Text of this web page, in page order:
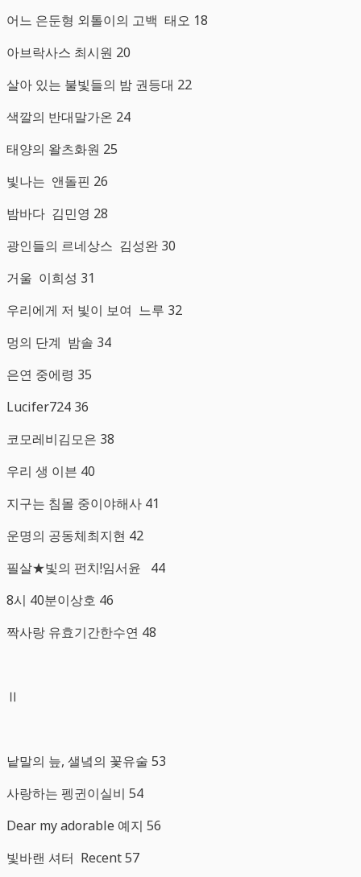
어느 은둔형 외톨이의 고백 태오 18
아브락사스 최시원 20
살아 있는 불빛들의 밤 권등대 22
색깔의 반대말가온 24
태양의 왈츠화원 25
빛나는 앤돌핀 26
밤바다 김민영 28
광인들의 르네상스 김성완 30
거울 이희성 31
우리에게 저 빛이 보여 느루 32
멍의 단계 밤솔 34
은연 중에령 35
Lucifer724 36
코모레비김모은 38
우리 생 이븐 40
지구는 침몰 중이야해사 41
운명의 공동체최지현 42
필살★빛의 펀치!임서윤 44
8시 40분이상호 46
짝사랑 유효기간한수연 48
Ⅱ
낱말의 늪, 샐녘의 꽃유술 53
사랑하는 펭귄이실비 54
Dear my adorable 예지 56
빛바랜 셔터 Recent 57